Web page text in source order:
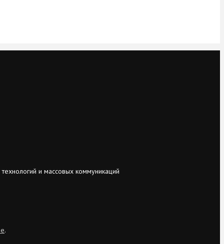
и массовых коммуникаций
.